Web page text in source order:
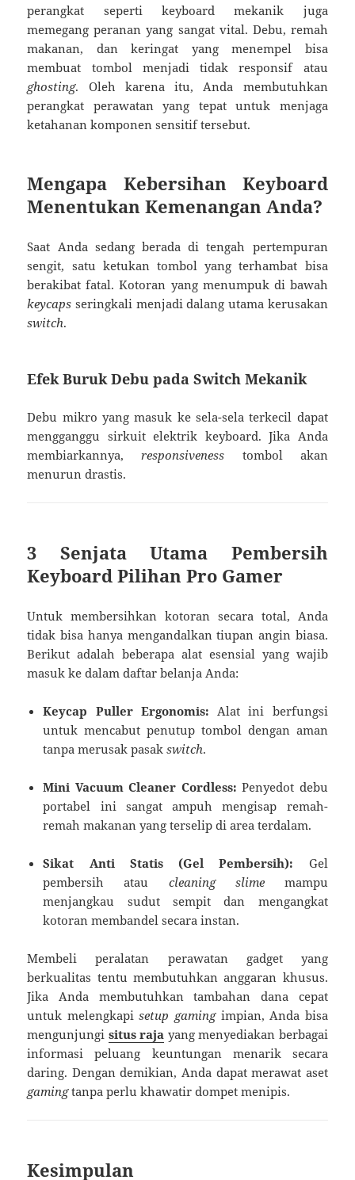
perangkat seperti keyboard mekanik juga
memegang peranan yang sangat vital. Debu, remah
makanan, dan keringat yang menempel bisa
membuat tombol menjadi tidak responsif atau
ghosting. Oleh karena itu, Anda membutuhkan
perangkat perawatan yang tepat untuk menjaga
ketahanan komponen sensitif tersebut.
Mengapa Kebersihan Keyboard
Menentukan Kemenangan Anda?
Saat Anda sedang berada di tengah pertempuran
sengit, satu ketukan tombol yang terhambat bisa
berakibat fatal. Kotoran yang menumpuk di bawah
keycaps seringkali menjadi dalang utama kerusakan
switch.
Efek Buruk Debu pada Switch Mekanik
Debu mikro yang masuk ke sela-sela terkecil dapat
mengganggu sirkuit elektrik keyboard. Jika Anda
membiarkannya,responsiveness tombol akan
menurun drastis.
3 Senjata Utama Pembersih
Keyboard Pilihan Pro Gamer
Untuk membersihkan kotoran secara total, Anda
tidak bisa hanya mengandalkan tiupan angin biasa.
Berikut adalah beberapa alat esensial yang wajib
masuk ke dalam daftar belanja Anda:
Keycap Puller Ergonomis: Alat ini berfungsi
untuk mencabut penutup tombol dengan aman
tanpa merusak pasakswitch.
Mini Vacuum Cleaner Cordless: Penyedot debu
portabel ini sangat ampuh mengisap remah-
remah makanan yang terselip di area terdalam.
Sikat Anti Statis (Gel Pembersih): Gel
pembersih atau cleaning slimemampu
menjangkau sudut sempit dan mengangkat
kotoran membandel secara instan.
Membeli peralatan perawatan gadget yang
berkualitas tentu membutuhkan anggaran khusus.
Jika Anda membutuhkan tambahan dana cepat
untuk melengkapisetup gamingimpian, Anda bisa
mengunjungi situs raja yang menyediakan berbagai
informasi peluang keuntungan menarik secara
daring. Dengan demikian, Anda dapat merawat aset
gamingtanpa perlu khawatir dompet menipis.
Kesimpulan